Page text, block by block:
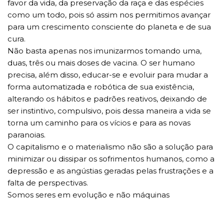
favor da vida, da preservação da raça e das espécies
como um todo, pois só assim nos permitimos avançar
para um crescimento consciente do planeta e de sua
cura.
Não basta apenas nos imunizarmos tomando uma,
duas, três ou mais doses de vacina. O ser humano
precisa, além disso, educar-se e evoluir para mudar a
forma automatizada e robótica de sua existência,
alterando os hábitos e padrões reativos, deixando de
ser instintivo, compulsivo, pois dessa maneira a vida se
torna um caminho para os vícios e para as novas
paranoias.
O capitalismo e o materialismo não são a solução para
minimizar ou dissipar os sofrimentos humanos, como a
depressão e as angústias geradas pelas frustrações e a
falta de perspectivas.
Somos seres em evolução e não máquinas